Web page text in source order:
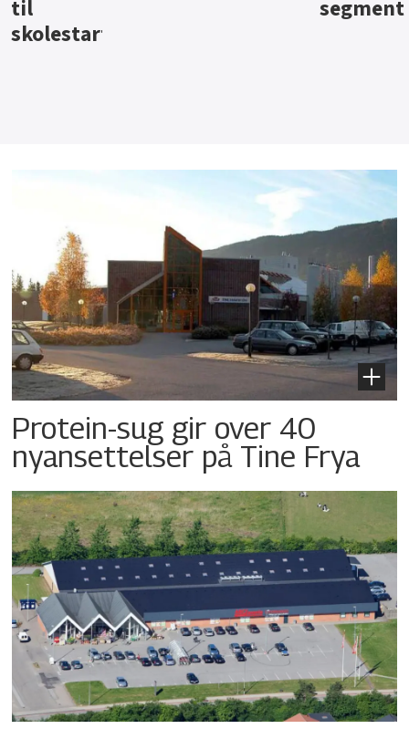
Protein-sug gir over 40
nyansettelser på Tine Frya